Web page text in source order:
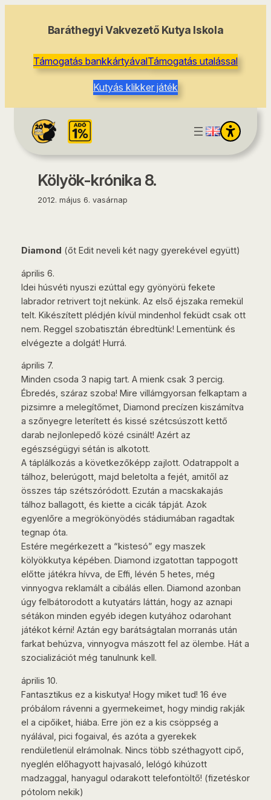
Baráthegyi Vakvezető Kutya Iskola
Támogatás bankkártyávalTámogatás utalással
Kutyás klikker játék
Kölyök-krónika 8.
2012. május 6. vasárnap
Diamond (őt Edit neveli két nagy gyerekével együtt)
április 6.
Idei húsvéti nyuszi ezúttal egy gyönyörü fekete
labrador retrivert tojt nekünk. Az első éjszaka remekül
telt. Kikészített plédjén kívül mindenhol feküdt csak ott
nem. Reggel szobatisztán ébredtünk! Lementünk és
elvégezte a dolgát! Hurrá.
április 7.
Minden csoda 3 napig tart. A mienk csak 3 percig.
Ébredés, száraz szoba! Mire villámgyorsan felkaptam a
pizsimre a melegítőmet, Diamond precízen kiszámítva
a szőnyegre leterített és kissé szétcsúszott kettő
darab nejlonlepedő közé csinált! Azért az
egészségügyi sétán is alkotott.
A táplálkozás a következőképp zajlott. Odatrappolt a
tálhoz, belerúgott, majd beletolta a fejét, amitől az
összes táp szétszóródott. Ezután a macskakajás
tálhoz ballagott, és kiette a cicák tápját. Azok
egyenlőre a megrökönyödés stádiumában ragadtak
tegnap óta.
Estére megérkezett a “kistesó” egy maszek
kölyökkutya képében. Diamond izgatottan tappogott
előtte játékra hívva, de Effi, lévén 5 hetes, még
vinnyogva reklamált a cibálás ellen. Diamond azonban
úgy felbátorodott a kutyatárs láttán, hogy az aznapi
sétákon minden egyéb idegen kutyához odarohant
játékot kérni! Aztán egy barátságtalan morranás után
farkat behúzva, vinnyogva mászott fel az ölembe. Hát a
szocializációt még tanulnunk kell.
április 10.
Fantasztikus ez a kiskutya! Hogy miket tud! 16 éve
próbálom rávenni a gyermekeimet, hogy mindig rakják
el a cipőiket, hiába. Erre jön ez a kis csöppség a
nyálával, pici fogaival, és azóta a gyerekek
rendületlenül elrámolnak. Nincs több széthagyott cipő,
nyeglén előhagyott hajvasaló, lelógó kihúzott
madzaggal, hanyagul odarakott telefontöltő! (fizetéskor
pótolom nekik)